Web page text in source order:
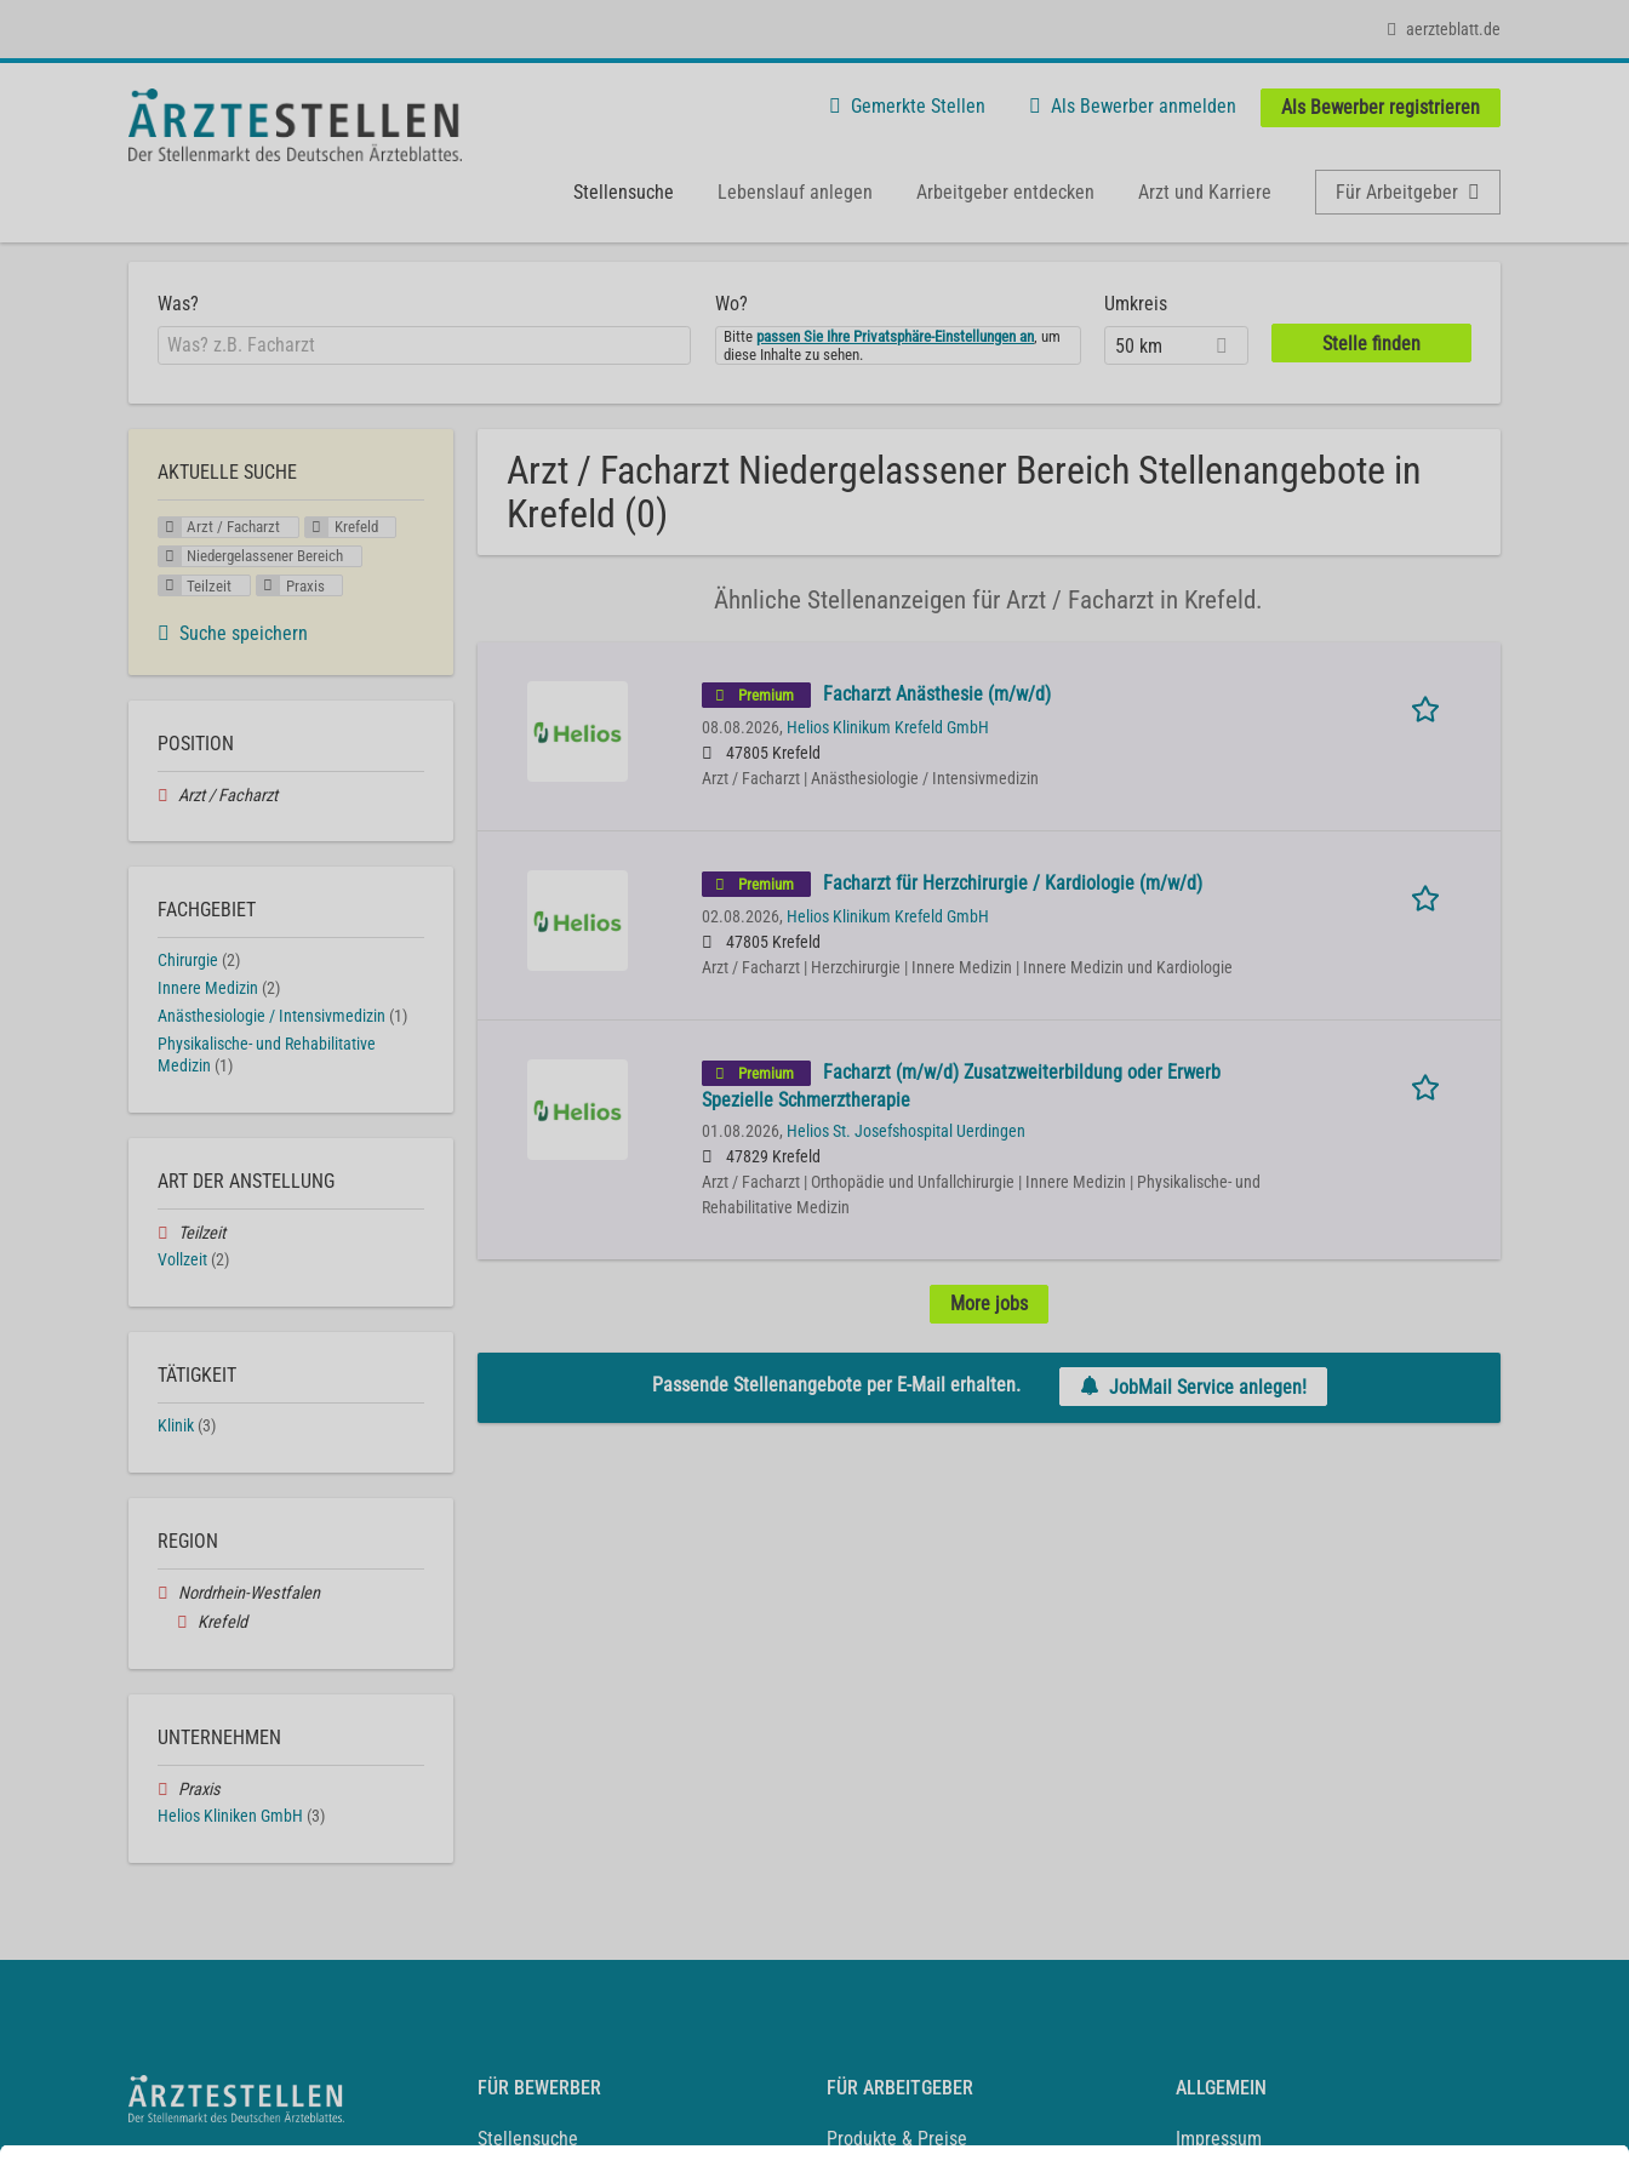
aerzteblatt.de
Gemerkte Stellen Als Bewerber anmelden Als Bewerber registrieren
Stellensuche Lebenslauf anlegen Arbeitgeber entdecken Arzt und Karriere Für Arbeitgeber
Was? Wo?
Bittepassen Sie Ihre Privatsphäre-Einstellungen an, um
diese Inhalte zu sehen.
Umkreis
50 km
Arzt / Facharzt Niedergelassener Bereich Stellenangebote in
Krefeld (0)
Ähnliche Stellenanzeigen für Arzt / Facharzt in Krefeld.
Premium Facharzt Anästhesie (m/w/d)
08.08.2026, Helios Klinikum Krefeld GmbH
47805 Krefeld
Arzt / Facharzt | Anästhesiologie / Intensivmedizin
Premium Facharzt für Herzchirurgie / Kardiologie (m/w/d)
02.08.2026, Helios Klinikum Krefeld GmbH
47805 Krefeld
Arzt / Facharzt | Herzchirurgie | Innere Medizin | Innere Medizin und Kardiologie
Premium
Facharzt (m/w/d) Zusatzweiterbildung oder Erwerb
Spezielle Schmerztherapie
01.08.2026, Helios St. Josefshospital Uerdingen
47829 Krefeld
Arzt / Facharzt | Orthopädie und Unfallchirurgie | Innere Medizin | Physikalische- und
Rehabilitative Medizin
More jobs
Passende Stellenangebote per E-Mail erhalten. JobMail Service anlegen!
AKTUELLE SUCHE
Arzt / Facharzt
Krefeld
Niedergelassener Bereich
Teilzeit
Praxis
Suche speichern
POSITION
Arzt / Facharzt
FACHGEBIET
Chirurgie (2)
Innere Medizin (2)
Anästhesiologie / Intensivmedizin (1)
Physikalische- und Rehabilitative
Medizin (1)
ART DER ANSTELLUNG
Teilzeit
Vollzeit (2)
TÄTIGKEIT
Klinik (3)
REGION
Nordrhein-Westfalen
Krefeld
UNTERNEHMEN
Praxis
Helios Kliniken GmbH (3)
FÜR BEWERBER
Stellensuche
FÜR ARBEITGEBER
Produkte & Preise
ALLGEMEIN
Impressum